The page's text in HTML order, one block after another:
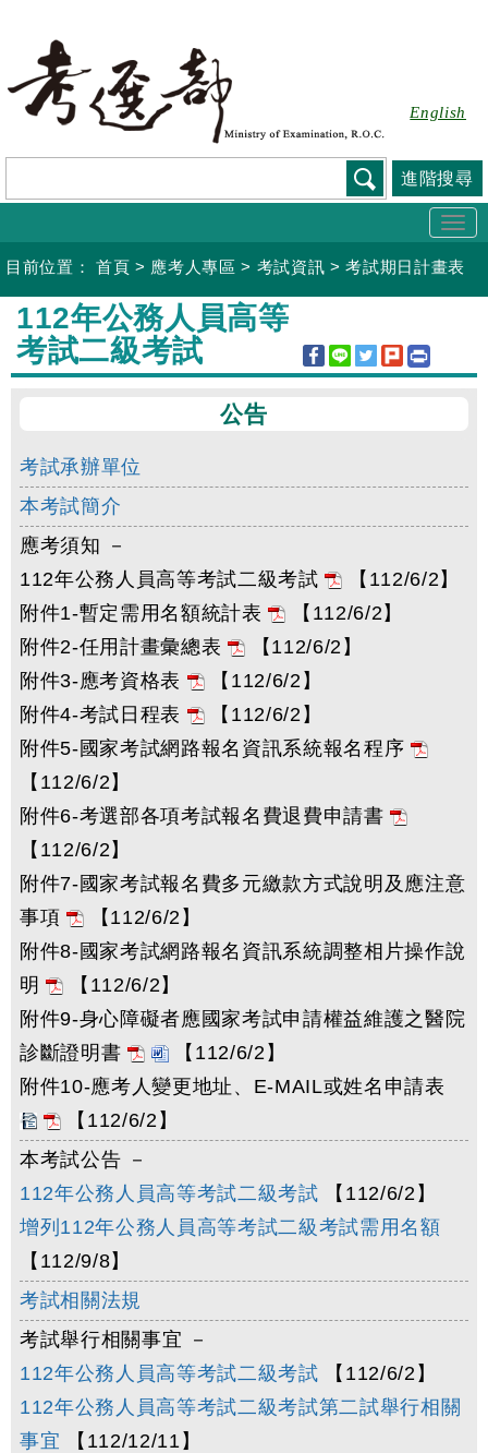
要
容
English
進階搜尋
目前位置： 首頁 > 應考人專區 > 考試資訊 >考試期日計畫表
:::
112年公務人員高等
考試二級考試
公告
考試承辦單位
本考試簡介
應考須知 －
112年公務人員高等考試二級考試
【112/6/2】
附件1-暫定需用名額統計表
【112/6/2】
附件2-任用計畫彙總表
【112/6/2】
附件3-應考資格表
【112/6/2】
附件4-考試日程表
【112/6/2】
附件5-國家考試網路報名資訊系統報名程序
【112/6/2】
附件6-考選部各項考試報名費退費申請書
【112/6/2】
附件7-國家考試報名費多元繳款方式說明及應注意
事項
【112/6/2】
附件8-國家考試網路報名資訊系統調整相片操作說
明
【112/6/2】
附件9-身心障礙者應國家考試申請權益維護之醫院
診斷證明書
【112/6/2】
附件10-應考人變更地址、E-MAIL或姓名申請表
【112/6/2】
本考試公告 －
112年公務人員高等考試二級考試 【112/6/2】
增列112年公務人員高等考試二級考試需用名額
【112/9/8】
考試相關法規
考試舉行相關事宜 －
112年公務人員高等考試二級考試 【112/6/2】
112年公務人員高等考試二級考試第二試舉行相關
事宜 【112/12/11】